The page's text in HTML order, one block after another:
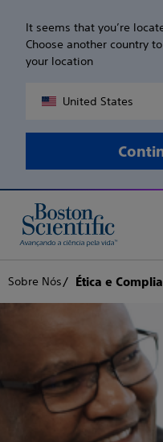
It seems that you’re
Choose another country
your location
United States
Sobre Nós Ética e